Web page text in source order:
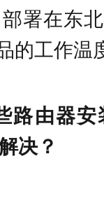
署在东
的工作温
路由器
决？